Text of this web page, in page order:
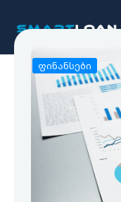
ფინანსები